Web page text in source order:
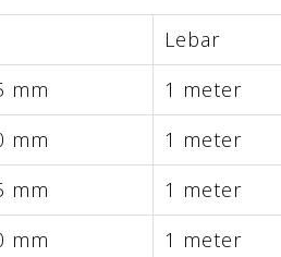
Lebar
mm 1 meter
mm 1 meter
mm 1 meter
mm 1 meter